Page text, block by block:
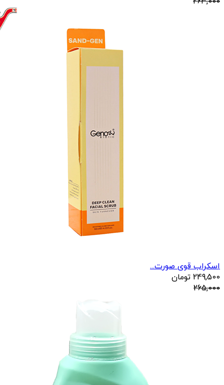
اسکراب قوی صورت...
249,500 تومان
265,000